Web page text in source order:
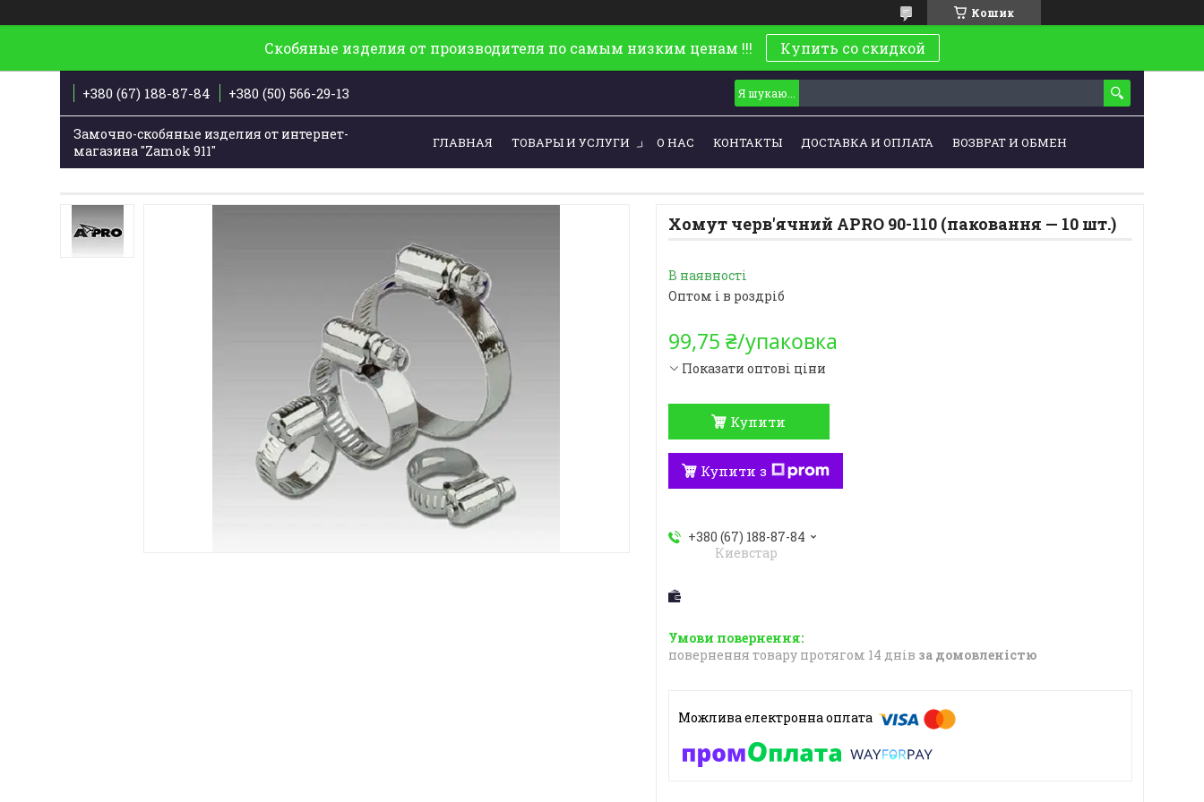
Кошик
Скобяные изделия от производителя по самым низким ценам !!! Купить со скидкой
+380 (67) 188-87-84 +380 (50) 566-29-13
Замочно-скобяные изделия от интернет-
магазина "Zamok 911"
ГЛАВНАЯ ТОВАРЫ И УСЛУГИ О НАС КОНТАКТЫ ДОСТАВКА И ОПЛАТА ВОЗВРАТ И ОБМЕН
Хомут черв'ячний APRO 90-110 (паковання — 10 шт.)
В наявності
Оптом і в роздріб
99,75 ₴/упаковка
Показати оптові ціни
Купити
Купити з
+380 (67) 188-87-84
Киевстар
повернення товару протягом 14 днів за домовленістю